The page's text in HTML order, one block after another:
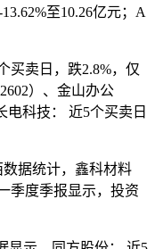
至10.26亿元；A
买卖日，跌2.8%，仅
）、金山办公
电科技： 近5个买卖日
据统计，鑫科材料
季度季报显示，投资